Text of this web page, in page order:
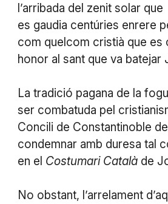
l’arribada del zenit solar que
es gaudia centúries enrere
com quelcom cristià que es
honor al sant que va batejar
La tradició pagana de la
ser combatuda pel
Concili de Constantinoble
condemnar amb duresa tal
en el Costumari Catalàde
No obstant, l’arrelament